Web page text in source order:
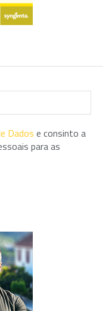
Dados e consinto a
para as